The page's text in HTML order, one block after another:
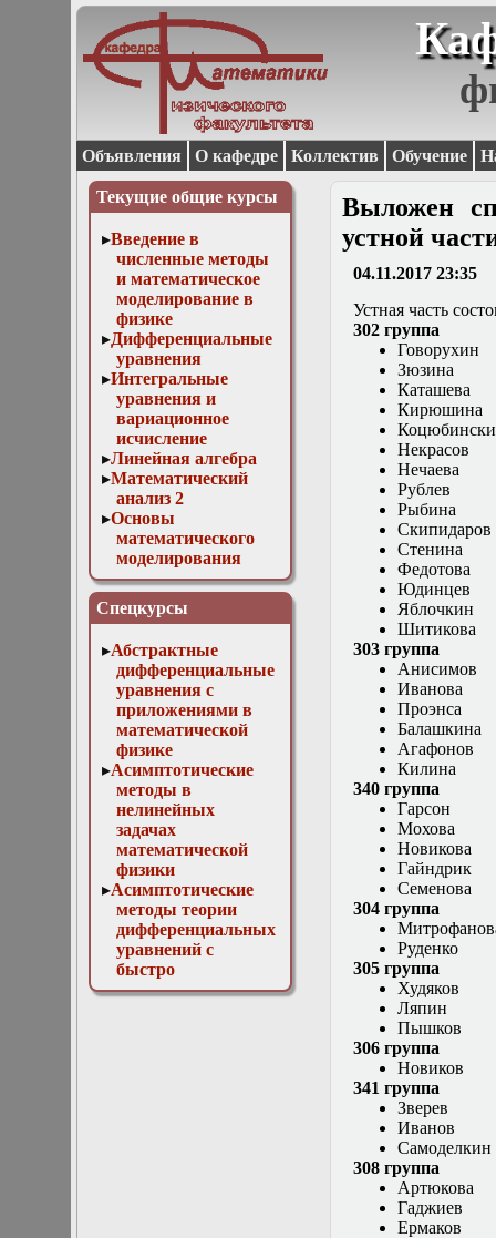
Объявления О кафедре Коллектив Обучение
Текущие общие курсы
Введение в
численные методы
и математическое
моделирование в
физике
Дифференциальные
уравнения
Интегральные
уравнения и
вариационное
исчисление
Линейная алгебра
Математический
анализ 2
Основы
математического
моделирования
Численные методы
в физике
Спецкурсы
Абстрактные
дифференциальные
уравнения с
приложениями в
математической
физике
Асимптотические
методы в
нелинейных
задачах
математической
физики
Асимптотические
методы теории
дифференциальных
уравнений с
быстро
осциллирующими
Выложен
устной
04.11.2017 23:35
Устная часть
302 группа
Говорухин
Зюзина
Каташева
Кирюшина
Некрасов
Нечаева
Рублев
Рыбина
Скипидаров
Стенина
Федотова
Юдинцев
Яблочкин
Шитикова
303 группа
Анисимов
Иванова
Проэнса
Балашкина
Агафонов
Килина
340 группа
Гарсон
Мохова
Новикова
Гайндрик
Семенова
304 группа
Руденко
305 группа
Худяков
Ляпин
Пышков
306 группа
Новиков
341 группа
Зверев
Иванов
Самоделкин
308 группа
Артюкова
Гаджиев
Ермаков